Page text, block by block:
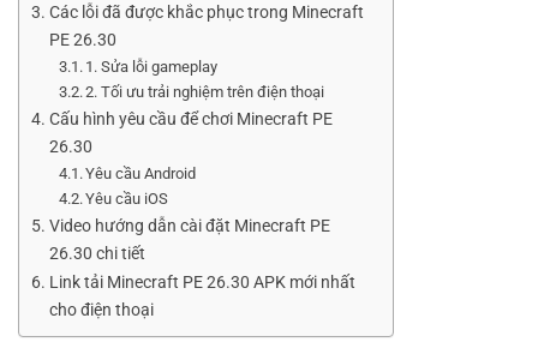
Các lỗi đã được khắc phục trong Minecraft
PE 26.30
1. Sửa lỗi gameplay
2. Tối ưu trải nghiệm trên điện thoại
Cấu hình yêu cầu để chơi Minecraft PE
26.30
Yêu cầu Android
Yêu cầu iOS
Video hướng dẫn cài đặt Minecraft PE
26.30 chi tiết
Link tải Minecraft PE 26.30 APK mới nhất
cho điện thoại